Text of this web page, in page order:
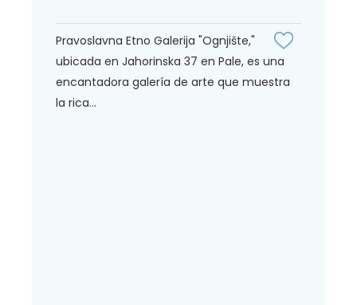
Pravoslavna Etno Galerija "Ognjište,"
ubicada en Jahorinska 37 en Pale, es una
encantadora galería de arte que muestra
la rica...